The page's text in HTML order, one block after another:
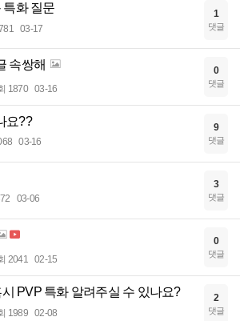
특화 질문
03-17
1
댓글
속쌍해
1870 03-16
0
댓글
요??
03-16
9
댓글
03-06
3
댓글
2041 02-15
0
댓글
PVP 특화 알려주실 수 있나요?
1989 02-08
2
댓글